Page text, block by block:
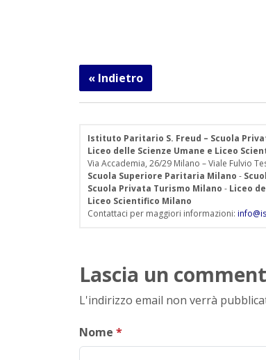
« Indietro
Istituto Paritario S. Freud – Scuola
Liceo delle Scienze Umane e Liceo
Via Accademia, 26/29 Milano – Viale Fulvio
Scuola Superiore Paritaria Milano -
Scuola Privata Turismo Milano - Liceo
Liceo Scientifico Milano
Contattaci per maggiori informazioni:
Lascia un
L'indirizzo email non verrà
Nome *